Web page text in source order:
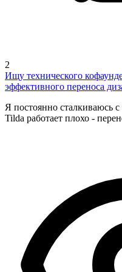
2
Ищу технического
эффективного переноса
Я постоянно сталкиваюсь
Tilda работает плохо -